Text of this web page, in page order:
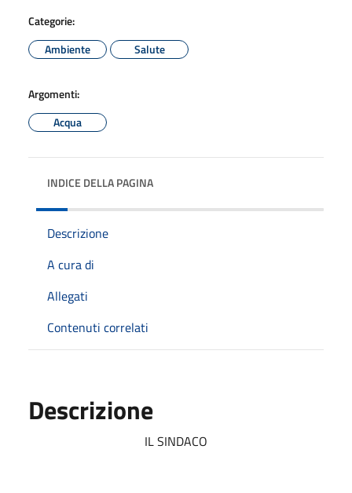
Categorie:
Ambiente
Salute
Argomenti:
Acqua
INDICE DELLA PAGINA
Descrizione
A cura di
Allegati
Contenuti correlati
Descrizione
IL SINDACO